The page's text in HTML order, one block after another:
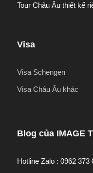
Tour Châu Âu thiết kế
Visa
Visa Schengen
Visa Châu Âu khác
Blog của IMAGE
Hotline Zalo : 0962 373